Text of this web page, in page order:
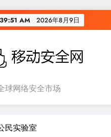
AM 2026年8月9日
安全网
球网络安全市场
民实验室